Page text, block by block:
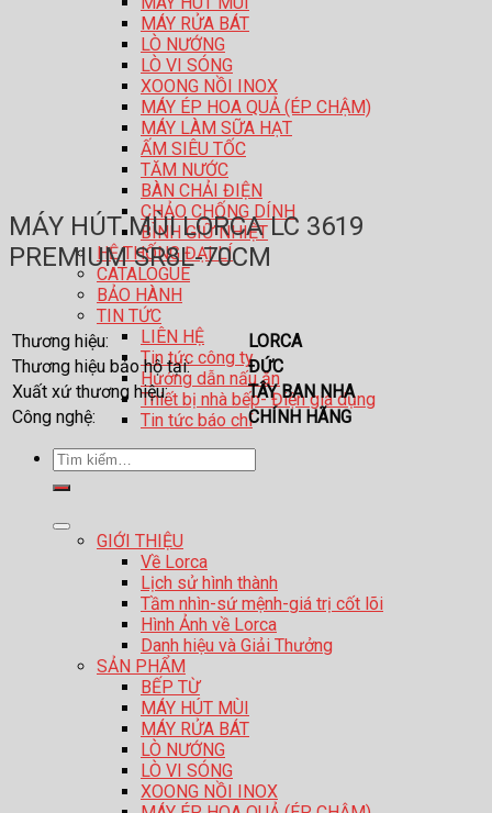
MÁY RỬA BÁT
LÒ NƯỚNG
LÒ VI SÓNG
XOONG NỒI INOX
MÁY ÉP HOA QUẢ (ÉP CHẬM)
MÁY LÀM SỮA HẠT
ẤM SIÊU TỐC
TĂM NƯỚC
BÀN CHẢI ĐIỆN
CHẢO CHỐNG DÍNH
BÌNH GIỮ NHIỆT
HỆ THỐNG ĐẠI LÍ
CATALOGUE
BẢO HÀNH
TIN TỨC
LIÊN HỆ
Tin tức công ty
Hướng dẫn nấu ăn
Thiết bị nhà bếp- Điện gia dụng
Tin tức báo chí
Tìm
kiếm:
GIỚI THIỆU
Về Lorca
Lịch sử hình thành
Tầm nhìn-sứ mệnh-giá trị cốt lõi
Hình Ảnh về Lorca
Danh hiệu và Giải Thưởng
SẢN PHẨM
BẾP TỪ
MÁY HÚT MÙI
MÁY RỬA BÁT
LÒ NƯỚNG
LÒ VI SÓNG
XOONG NỒI INOX
MÁY HÚT MÙI LORCA LC 3619
PREMIUM SR8L-70CM
Thương hiệu:
LORCA
Thương hiệu bảo hộ tại:
ĐỨC
Xuất xứ thương hiệu:
TÂY BAN NHA
Công nghệ:
CHÍNH HÃNG